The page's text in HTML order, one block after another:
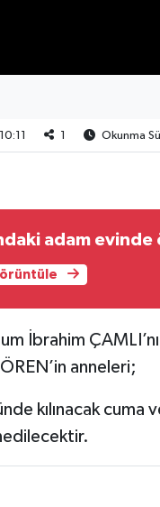
1 Okunma
adam evinde
İbrahim
anneleri;
kılınacak cuma